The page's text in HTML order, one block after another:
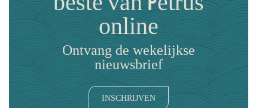
online
Ontvang de wekelijkse
nieuwsbrief
INSCHRIJVEN